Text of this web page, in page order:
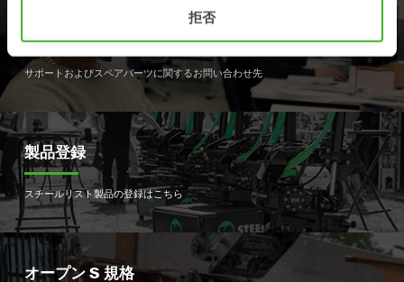
拒否
サポートおよびスペアパーツに関するお問い合わせ先
製品登録
スチールリスト製品の登録はこちら
オープン S 規格